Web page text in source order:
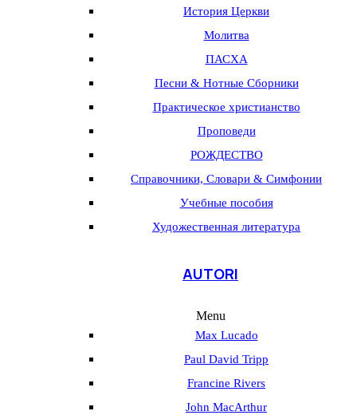
История Церкви
Молитва
ПАСХА
Песни & Нотные Сборники
Практическое христианство
Проповеди
РОЖДЕСТВО
Справочники, Словари & Симфонии
Учебные пособия
Художественная литература
AUTORI
Menu
Max Lucado
Paul David Tripp
Francine Rivers
John MacArthur